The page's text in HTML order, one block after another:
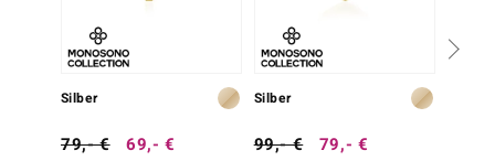
Silber
79,- € 69,- €
Silber
99,- € 79,- €